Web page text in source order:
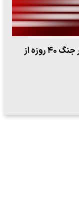
ببینید| ویدئویی جدید از لحظه زلزله ۷.۱ ریشتری